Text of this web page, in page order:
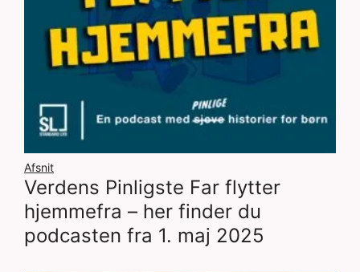
Afsnit
Verdens Pinligste Far flytter
hjemmefra – her finder du
podcasten fra 1. maj 2025